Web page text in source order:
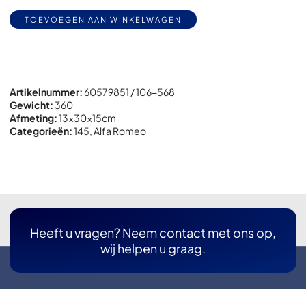
TOEVOEGEN AAN WINKELWAGEN
Artikelnummer:60579851 / 106-568
Gewicht: 360
Afmeting:13x30x15cm
Categorieën:145,Alfa Romeo
Heeft u vragen? Neem contact met ons op,
wij helpen u graag.